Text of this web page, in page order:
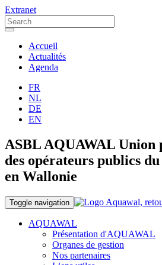
Extranet
Accueil
Actualités
Agenda
FR
NL
DE
EN
ASBL AQUAWAL Union
des opérateurs publics
en Wallonie
Toggle navigation
AQUAWAL
Présentation d'AQUAWAL
Organes de gestion
Nos partenaires